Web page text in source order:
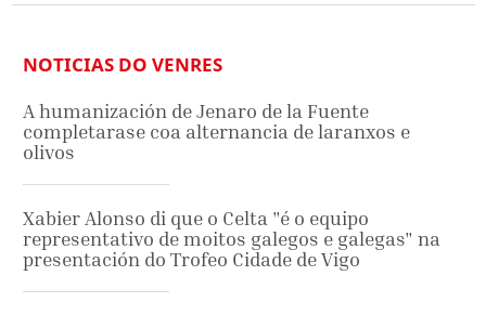
NOTICIAS DO VENRES
A humanización de Jenaro de la Fuente
completarase coa alternancia de laranxos e
olivos
Xabier Alonso di que o Celta "é o equipo
representativo de moitos galegos e galegas" na
presentación do Trofeo Cidade de Vigo